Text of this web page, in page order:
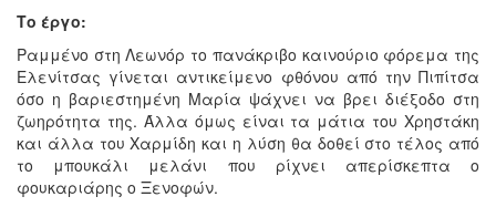
Το έργο:
Ραμμένο στη Λεωνόρ το πανάκριβο καινούριο φόρεμα της
Ελενίτσας γίνεται αντικείμενο φθόνου από την Πιπίτσα
όσο η βαριεστημένη Μαρία ψάχνει να βρει διέξοδο στη
ζωηρότητα της. Άλλα όμως είναι τα μάτια του Χρηστάκη
και άλλα του Χαρμίδη και η λύση θα δοθεί στο τέλος από
το μπουκάλι μελάνι που ρίχνει απερίσκεπτα ο
φουκαριάρης ο Ξενοφών.